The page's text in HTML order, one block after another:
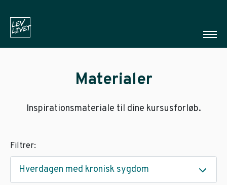
Materialer
Inspirationsmateriale til dine kursusforløb.
Filtrer:
Hverdagen med kronisk sygdom